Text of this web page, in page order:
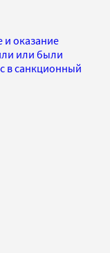
и оказание
или были
в санкционный